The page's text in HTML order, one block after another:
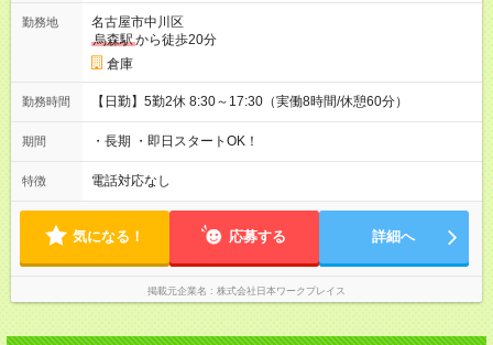
勤務地
名古屋市中川区
烏森駅から徒歩20分
倉庫
勤務時間 【日勤】5勤2休 8:30～17:30（実働8時間/休憩60分）
期間 ・長期 ・即日スタートOK！
特徴 電話対応なし
気になる！ 応募する 詳細へ
掲載元企業名 株式会社日本ワークプレイス